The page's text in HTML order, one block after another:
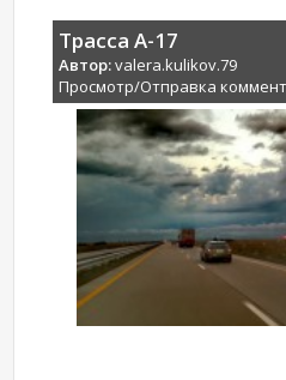
Трасса А-17
Автор:valera.kulikov.79
Просмотр/Отправка